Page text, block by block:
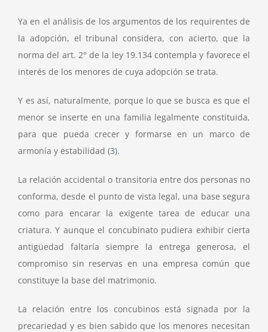
Ya en el análisis de los argumentos de los requirentes de
la adopción, el tribunal considera, con acierto, que la
norma del art. 2° de la ley 19.134 contempla y favorece el
interés de los menores de cuya adopción se trata.
Y es así, naturalmente, porque lo que se busca es que el
menor se inserte en una familia legalmente constituida,
para que pueda crecer y formarse en un marco de
armonía y estabilidad (3).
La relación accidental o transitoria entre dos personas no
conforma, desde el punto de vista legal, una base segura
como para encarar la exigente tarea de educar una
criatura. Y aunque el concubinato pudiera exhibir cierta
antigüedad faltaría siempre la entrega generosa, el
compromiso sin reservas en una empresa común que
constituye la base del matrimonio.
La relación entre los concubinos está signada por la
precariedad y es bien sabido que los menores necesitan